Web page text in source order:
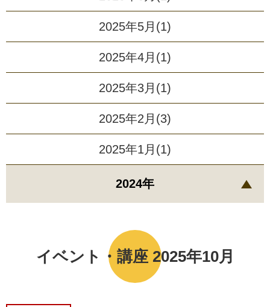
イベント・講座 2025年10月
2025年5月(1)
2025年4月(1)
2025年3月(1)
2025年2月(3)
2025年1月(1)
2024年